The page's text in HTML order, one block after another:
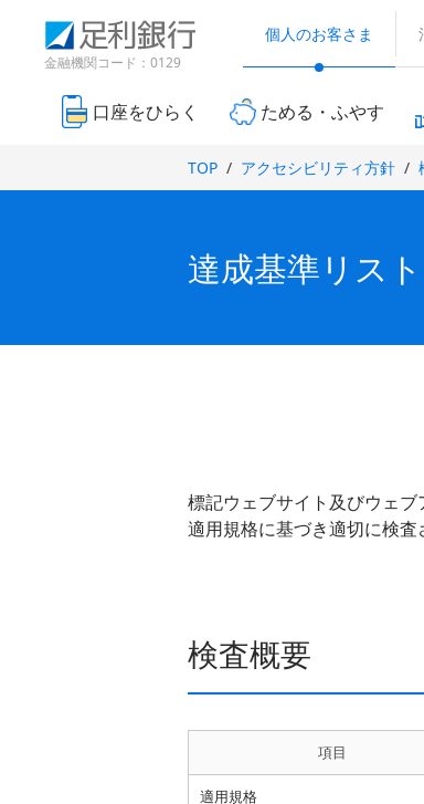
金融機関コード：0129
個人のお客さま
口座をひらく ためる・ふやす
き
TOP アクセシビリティ方針
達成基準リスト
標記ウェブサイト及びウェブ
適用規格に基づき適切に検査
検査概要
項目
適用規格
開
開